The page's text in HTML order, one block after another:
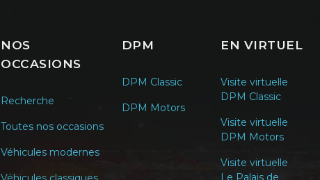
NOS
OCCASIONS
Recherche
Toutes nos occasions
Véhicules modernes
DPM
DPM Classic
DPM Motors
EN VIRTUEL
Visite virtuelle
DPM Classic
Visite virtuelle
DPM Motors
Visite virtuelle
Le Palais de